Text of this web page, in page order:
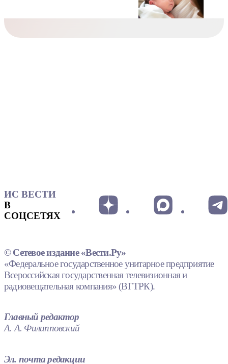
ИС ВЕСТИ
В
СОЦСЕТЯХ
© Сетевое издание «Вести.Ру»
«Федеральное государственное унитарное предприятие
Всероссийская государственная телевизионная и
радиовещательная компания» (ВГТРК).
Главный редактор
А. А. Филипповский
Эл. почта редакции